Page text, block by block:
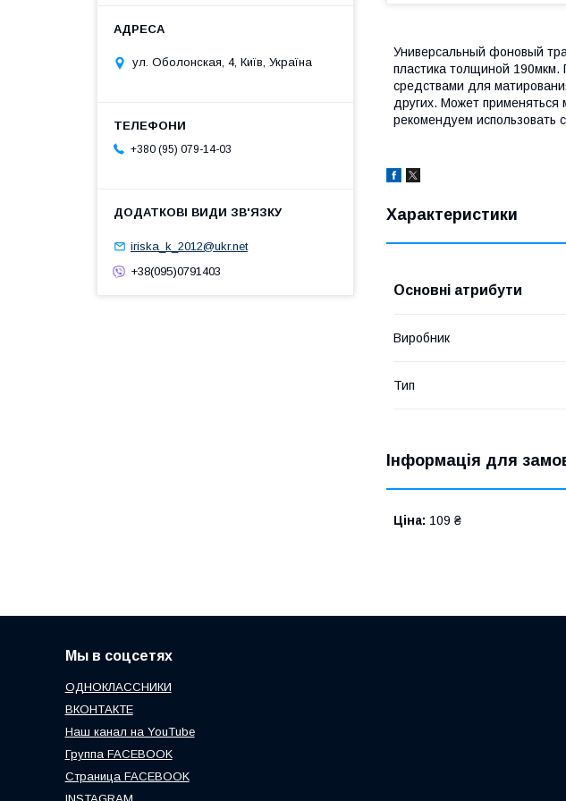
Универсальный фоновый
пластика толщиной 190мкм.
средствами для
других. Может
рекомендуем
Характеристики
Основні атрибути
Виробник
Тип
Інформація для
Ціна: 109 ₴
ул. Оболонская, 4, Київ, Україна
+380 (95) 079-14-03
iriska_k_2012@ukr.net
+38(095)0791403
Мы в соцсетях
ОДНОКЛАССНИКИ
ВКОНТАКТЕ
Наш канал на YouTube
Группа FACEBOOK
Страница FACEBOOK